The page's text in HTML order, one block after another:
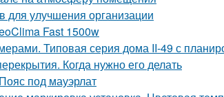
для улучшения организации
Fast 1500w
Типовая серия дома II-49 с
Когда нужно его делать
под мауэрлат